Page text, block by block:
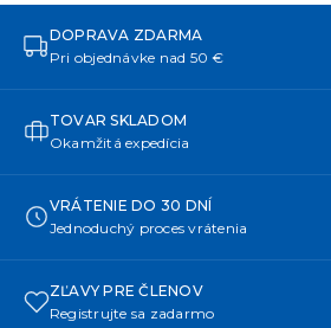
DOPRAVA ZDARMA
Pri objednávke nad 50 €
TOVAR SKLADOM
Okamžitá expedícia
VRÁTENIE DO 30 DNÍ
Jednoduchý proces vrátenia
ZĽAVY PRE ČLENOV
Registrujte sa zadarmo